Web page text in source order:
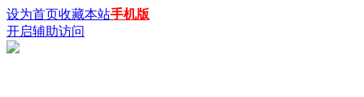
设为首页收藏本站手机版
开启辅助访问